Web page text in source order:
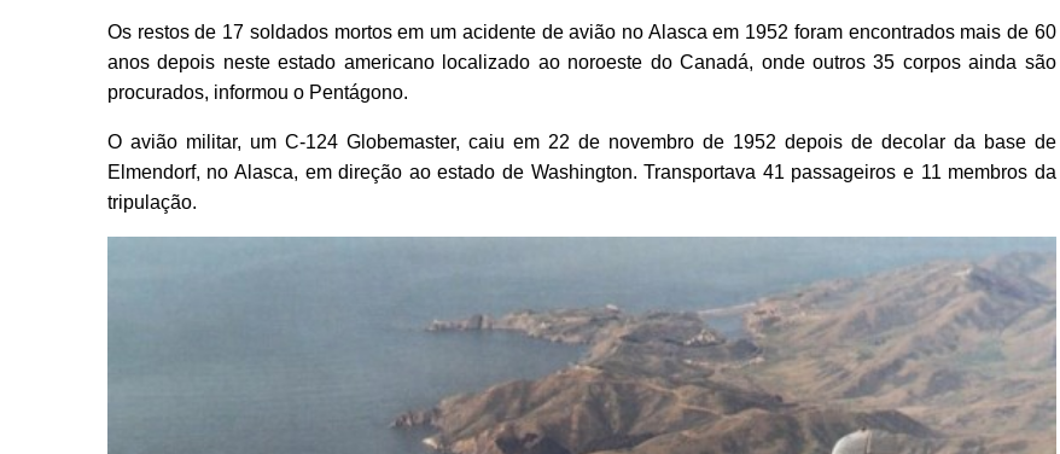
Os restos de 17 soldados mortos em um acidente de avião no Alasca em 1952 foram encontrados mais de 60
anos depois neste estado americano localizado ao noroeste do Canadá, onde outros 35 corpos ainda são
procurados, informou o Pentágono.
O avião militar, um C-124 Globemaster, caiu em 22 de novembro de 1952 depois de decolar da base de
Elmendorf, no Alasca, em direção ao estado de Washington. Transportava 41 passageiros e 11 membros da
tripulação.